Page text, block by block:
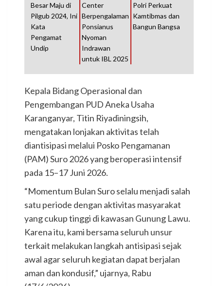
Besar Maju di
Pilgub 2024, Ini
Kata
Pengamat
Undip
Center
Berpengalaman
Ponsianus
Nyoman
Indrawan
untuk IBL 2025
Polri Perkuat
Kamtibmas dan
Bangun Bangsa
Kepala Bidang Operasional dan
Pengembangan PUD Aneka Usaha
Karanganyar, Titin Riyadiningsih,
mengatakan lonjakan aktivitas telah
diantisipasi melalui Posko Pengamanan
(PAM) Suro 2026 yang beroperasi intensif
pada 15–17 Juni 2026.
“Momentum Bulan Suro selalu menjadi salah
satu periode dengan aktivitas masyarakat
yang cukup tinggi di kawasan Gunung Lawu.
Karena itu, kami bersama seluruh unsur
terkait melakukan langkah antisipasi sejak
awal agar seluruh kegiatan dapat berjalan
aman dan kondusif,” ujarnya, Rabu